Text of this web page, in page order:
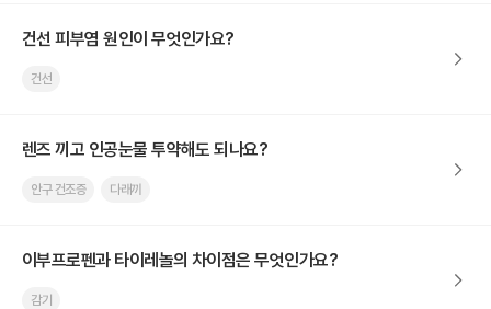
건선 피부염 원인이 무엇인가요?
건선
렌즈 끼고 인공눈물 투약해도 되나요?
안구 건조증 다래끼
이부프로펜과 타이레놀의 차이점은 무엇인가요?
감기